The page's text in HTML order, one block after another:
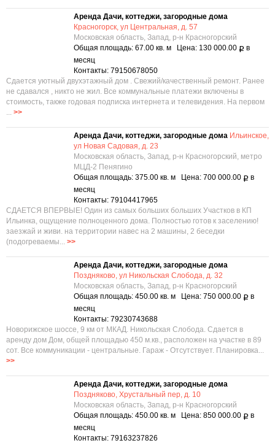
Аренда Дачи, коттеджи, загородные дома
Красногорск, ул Центральная, д. 57
Московская область, Запад, р-н Красногорский
Общая площадь: 67.00 кв. м Цена: 130 000.00 Р в
месяц
Контакты: 79150678050
Сдается уютный двухэтажный дом . Свежий/качественный ремонт. Ранее
не сдавался , никто не жил. Все коммунальные платежи включены в
стоимость, также годовая подписка интернета и телевидения. На первом
... >>
Аренда Дачи, коттеджи, загородные дома Ильинское,
ул Новая Садовая, д. 23
Московская область, Запад, р-н Красногорский, метро
МЦД-2 Пенягино
Общая площадь: 375.00 кв. м Цена: 700 000.00 Р в
месяц
Контакты: 79104417965
СДАЕТСЯ ВПЕРВЫЕ! Один из самых больших больших Участков в КП
Ильинка, ощущение полноценного дома. Полностью готов к заселению!
заезжай и живи. на территории навес на 2 машины, 2 беседки
(подогреваемы... >>
Аренда Дачи, коттеджи, загородные дома
Поздняково, ул Никольская Слобода, д. 32
Московская область, Запад, р-н Красногорский
Общая площадь: 450.00 кв. м Цена: 750 000.00 Р в
месяц
Контакты: 79230743688
Новорижское шоссе, 9 км от МКАД. Никольская Слобода. Сдается в
аренду дом Дом, общей площадью 450 м.кв., расположен на участке в 89
сот. Все коммуникации - центральные. Гараж - Отсутствует. Планировка...
>>
Аренда Дачи, коттеджи, загородные дома
Поздняково, Хрустальный пер, д. 10
Московская область, Запад, р-н Красногорский
Общая площадь: 450.00 кв. м Цена: 850 000.00 Р в
месяц
Контакты: 79163237826